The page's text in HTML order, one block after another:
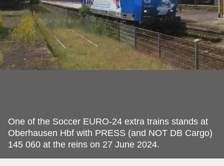
One of the Soccer EURO-24 extra trains stands at
Oberhausen Hbf with PRESS (and NOT DB Cargo)
145 060 at the reins on 27 June 2024.